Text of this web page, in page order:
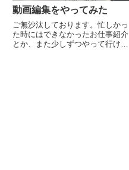
動画編集をやってみた
ご無沙汰しております。忙しかっ
た時にはできなかったお仕事紹介
とか、また少しずつやって行けた